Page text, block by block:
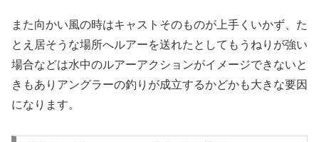
また向かい風の時はキャストそのものが上手くいかず、た
とえ居そうな場所へルアーを送れたとしてもうねりが強い
場合などは水中のルアーアクションがイメージできないと
きもありアングラーの釣りが成立するかどかも大きな要因
になります。